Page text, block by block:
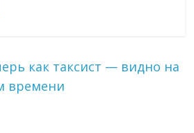
в
как таксист — видно на
времени